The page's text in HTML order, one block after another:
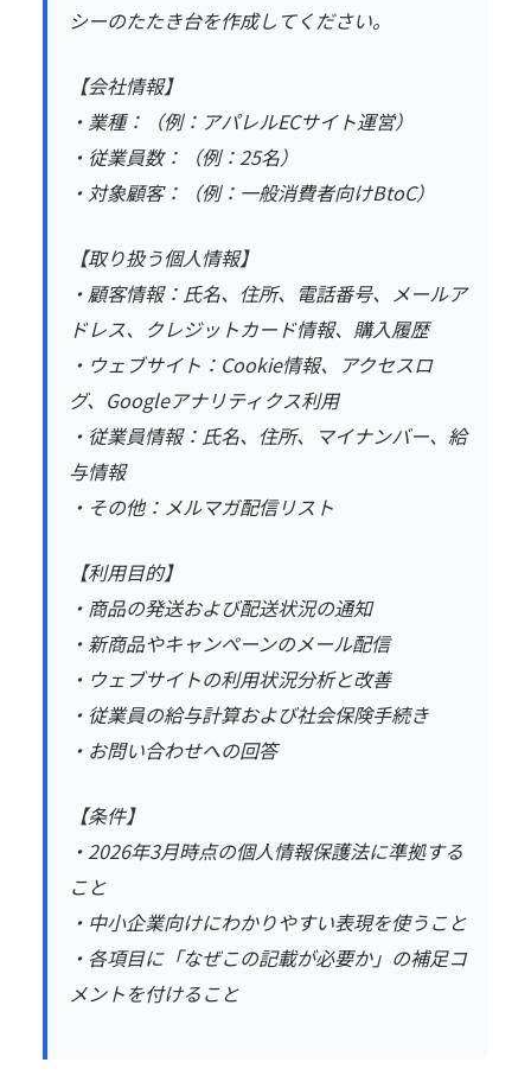
シーのたたき台を作成してください。
【会社情報】
・業種：（例：アパレルECサイト運営）
・従業員数：（例：25名）
・対象顧客：（例：一般消費者向けBtoC）
【取り扱う個人情報】
・顧客情報：氏名、住所、電話番号、メールア
ドレス、クレジットカード情報、購入履歴
・ウェブサイト：Cookie情報、アクセスロ
グ、Googleアナリティクス利用
・従業員情報：氏名、住所、マイナンバー、給
与情報
・その他：メルマガ配信リスト
【利用目的】
・商品の発送および配送状況の通知
・新商品やキャンペーンのメール配信
・ウェブサイトの利用状況分析と改善
・従業員の給与計算および社会保険手続き
・お問い合わせへの回答
【条件】
・2026年3月時点の個人情報保護法に準拠する
こと
・中小企業向けにわかりやすい表現を使うこと
・各項目に「なぜこの記載が必要か」の補足コ
メントを付けること